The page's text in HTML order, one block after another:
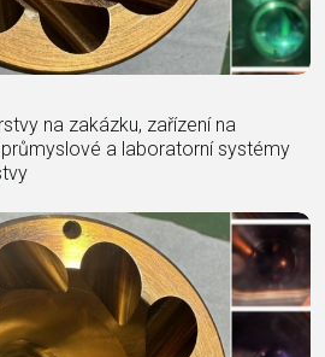
na zakázku, zařízení na
a laboratorní systémy